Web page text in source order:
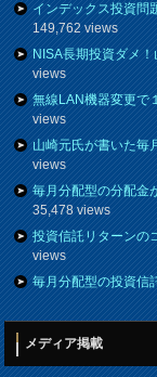
インデックス投資問
149,762 views
NISA長期投資ダメ
views
無線LAN機器変更で
views
山崎元氏が書いた毎
views
毎月分配型の分配金
35,478 views
投資信託リターンの
views
毎月分配型の投資信
メディア掲載